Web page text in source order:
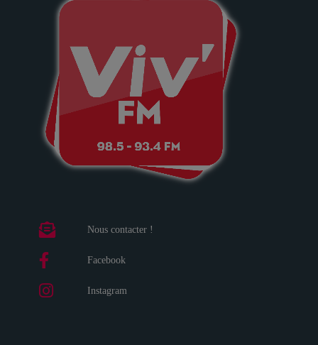
Nous contacter !
Facebook
Instagram